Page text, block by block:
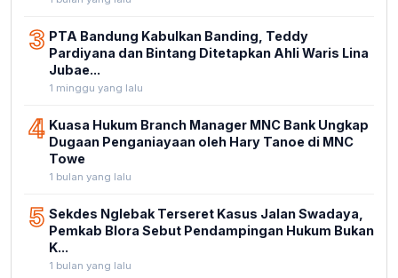
3 PTA Bandung Kabulkan Banding, Teddy
Pardiyana dan Bintang Ditetapkan Ahli Waris Lina
Jubae...
1 minggu yang lalu
4 Kuasa Hukum Branch Manager MNC Bank Ungkap
Dugaan Penganiayaan oleh Hary Tanoe di MNC
Towe
1 bulan yang lalu
5 Sekdes Nglebak Terseret Kasus Jalan Swadaya,
Pemkab Blora Sebut Pendampingan Hukum Bukan
K...
1 bulan yang lalu